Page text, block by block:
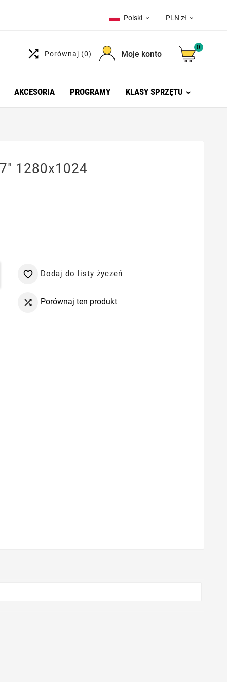
Polski  PLN zł 
 Porównaj (0) Moje konto
0
AKCESORIA PROGRAMY KLASY SPRZĘTU
1280x1024
 Dodaj do listy życzeń
 Porównaj ten produkt